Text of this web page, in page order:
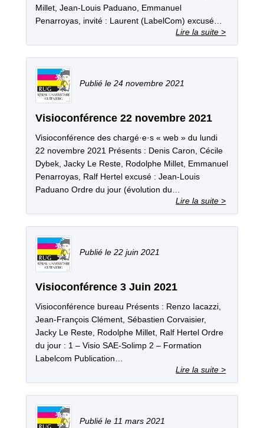
Millet, Jean-Louis Paduano, Emmanuel
Penarroyas, invité : Laurent (LabelCom) excusé…
Visioconférence 22 novembre 2021
Visioconférence des chargé·e·s « web » du lundi
22 novembre 2021 Présents : Denis Caron, Cécile
Dybek, Jacky Le Reste, Rodolphe Millet, Emmanuel
Penarroyas, Ralf Hertel excusé : Jean-Louis
Paduano Ordre du jour (évolution du…
24 novembre 2021
Visioconférence 3 Juin 2021
Visioconférence bureau Présents : Renzo Iacazzi,
Jean-François Clément, Sébastien Corvaisier,
Jacky Le Reste, Rodolphe Millet, Ralf Hertel Ordre
du jour : 1 – Visio SAE-Solimp 2 – Formation
Labelcom Publication…
22 juin 2021
11 mars 2021